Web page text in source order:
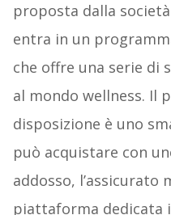
proposta dalla società
entra in un
che offre una serie
al mondo wellness. Il
disposizione è uno
può acquistare con
addosso, l’assicurato
piattaforma dedicata